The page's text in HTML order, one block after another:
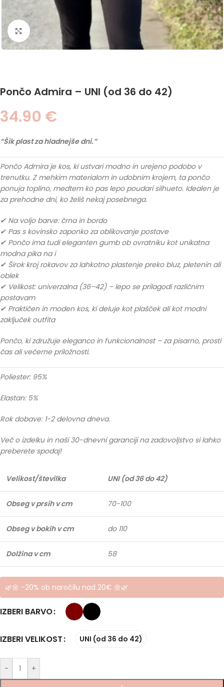
Click to enlarge
Pončo Admira – UNI (od 36 do 42)
34.90 €
“Šik plast za hladnejše dni.”
Pončo Admira je kos, ki ustvari modno in urejeno podobo v
trenutku. Z mehkim materialom in udobnim krojem, ta pončo
ponuja toplino, medtem ko pas lepo poudari silhueto. Idealen je
za prehodne dni, ko želiš nekaj posebnega.
✔ Na voljo barve: črna in bordo
✔ Pas s kovinsko zaponko za oblikovanje postave
✔ Pončo ima tudi eleganten gumb ob ovratniku kot unikatna
modna pika na i
✔ Širok kroj rokavov za lahkotno plastenje preko bluz, pletenin ali
oblek
✔ Velikost: univerzalna (36–42) – lepo se prilagodi različnim
postavam
✔ Praktičen in moden kos, ki deluje kot plašček ali kot modni
zaključek outfita
Pončo, ki združuje eleganco in funkcionalnost – za pisarno, prosti
čas ali večerne priložnosti.
Poliester: 95%
Elastan: 5%
Rok dobave: 1-2 delovna dneva.
Več o izdelku in naši 30-dnevni garanciji na zadovoljstvo si lahko
preberete spodaj!
Velikost/številka UNI (od 36 do 42)
Obseg v prsih v cm 70-100
Obseg v bokih v cm do 110
Dolžina v cm 58
🌿🌼 -20% ob naročilu nad 20€ 🌼🌿
IZBERI BARVO
IZBERI VELIKOST UNI (od 36 do 42)
- +